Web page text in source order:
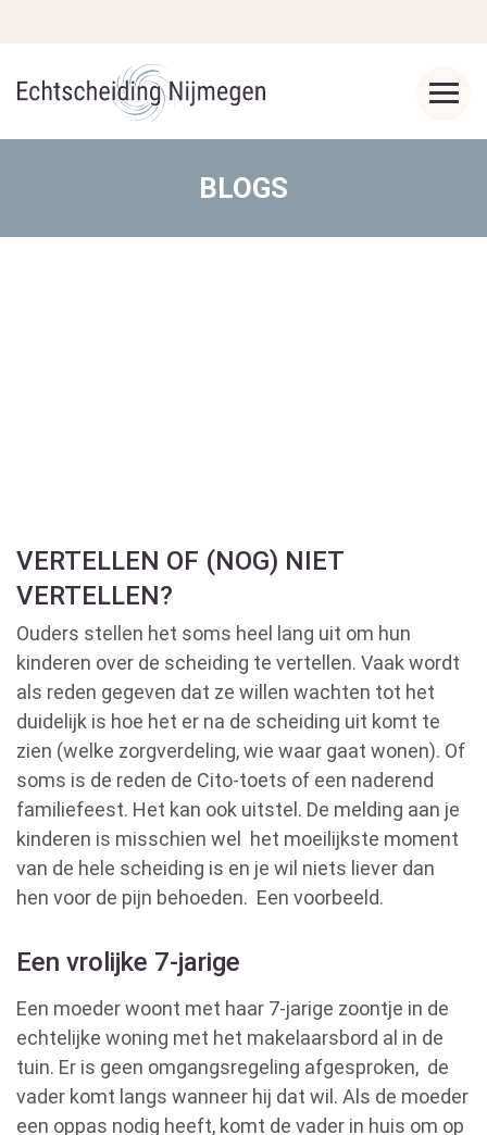
BLOGS
VERTELLEN OF (NOG) NIET
VERTELLEN?
Ouders stellen het soms heel lang uit om hun
kinderen over de scheiding te vertellen. Vaak wordt
als reden gegeven dat ze willen wachten tot het
duidelijk is hoe het er na de scheiding uit komt te
zien (welke zorgverdeling, wie waar gaat wonen). Of
soms is de reden de Cito-toets of een naderend
familiefeest. Het kan ook uitstel. De melding aan je
kinderen is misschien wel het moeilijkste moment
van de hele scheiding is en je wil niets liever dan
hen voor de pijn behoeden. Een voorbeeld.
Een vrolijke 7-jarige
Een moeder woont met haar 7-jarige zoontje in de
echtelijke woning met het makelaarsbord al in de
tuin. Er is geen omgangsregeling afgesproken, de
vader komt langs wanneer hij dat wil. Als de moeder
een oppas nodig heeft, komt de vader in huis om op